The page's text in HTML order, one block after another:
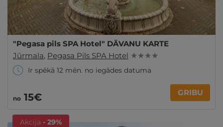
"Pegasa pils SPA Hotel" DĀVANU KARTE
Jūrmala, Pegasa Pils SPA Hotel ★ ★ ★ ★
Ir spēkā 12 mēn. no iegādes datuma
no 15€ GRIBU
Akcija - 29%